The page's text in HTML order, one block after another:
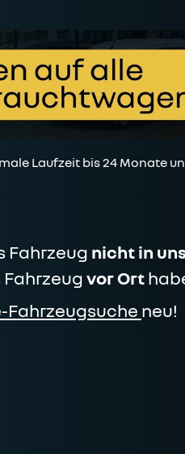
Laufzeit bis 24 Monate
Fahrzeug nicht in
vor Ort
Fahrzeugsuche neu!